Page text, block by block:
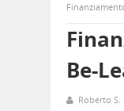
Be-
Roberto S.